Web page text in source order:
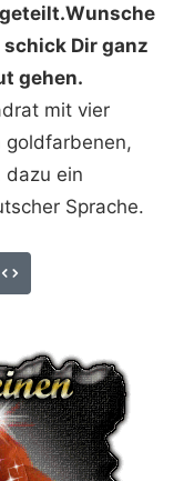
Dir ganz
gehen.
mit vier
goldfarbenen,
dazu ein
Sprache.
Code